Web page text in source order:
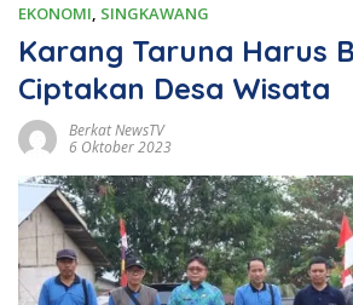
EKONOMI, SINGKAWANG
Karang Taruna Harus
Ciptakan Desa Wisata
Berkat NewsTV
6 Oktober 2023